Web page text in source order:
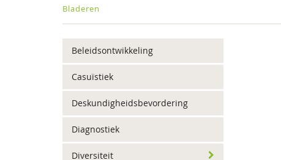
Bladeren
Beleidsontwikkeling
Casuïstiek
Deskundigheidsbevordering
Diagnostiek
Diversiteit